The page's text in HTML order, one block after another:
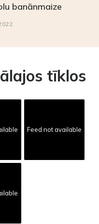
banānmaize
tīklos
Feed not available